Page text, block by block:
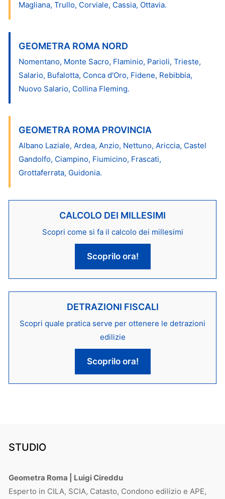
Magliana, Trullo, Corviale, Cassia, Ottavia.
GEOMETRA ROMA NORD
Nomentano, Monte Sacro, Flaminio, Parioli, Trieste,
Salario, Bufalotta, Conca d'Oro, Fidene, Rebibbia,
Nuovo Salario, Collina Fleming.
GEOMETRA ROMA PROVINCIA
Albano Laziale, Ardea, Anzio, Nettuno, Ariccia, Castel
Gandolfo, Ciampino, Fiumicino, Frascati,
Grottaferrata, Guidonia.
CALCOLO DEI MILLESIMI
Scopri come si fa il calcolo dei millesimi
Scoprilo ora!
DETRAZIONI FISCALI
Scopri quale pratica serve per ottenere le detrazioni
edilizie
Scoprilo ora!
STUDIO
Geometra Roma | Luigi Cireddu
Esperto in CILA, SCIA, Catasto, Condono edilizio e APE,